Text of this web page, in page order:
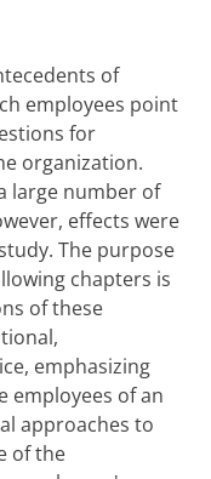
of
employees point
for
organization.
large number of
effects were
The purpose
chapters is
of these
emphasizing
employees of an
approaches to
of the